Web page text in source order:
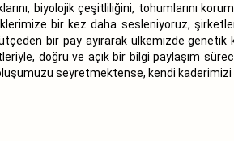
biyolojik çeşitliliğini, tohumlarını
bir kez daha sesleniyoruz,
bir pay ayırarak ülkemizde genetik
doğru ve açık bir bilgi paylaşım
seyretmektense, kendi